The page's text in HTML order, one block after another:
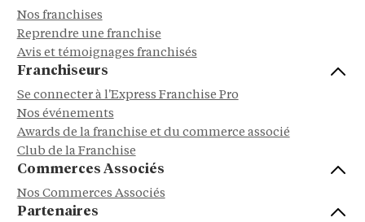
Nos franchises
Reprendre une franchise
Avis et témoignages franchisés
Franchiseurs
Se connecter à l'Express Franchise Pro
Nos événements
Awards de la franchise et du commerce associé
Club de la Franchise
Commerces Associés
Nos Commerces Associés
Partenaires